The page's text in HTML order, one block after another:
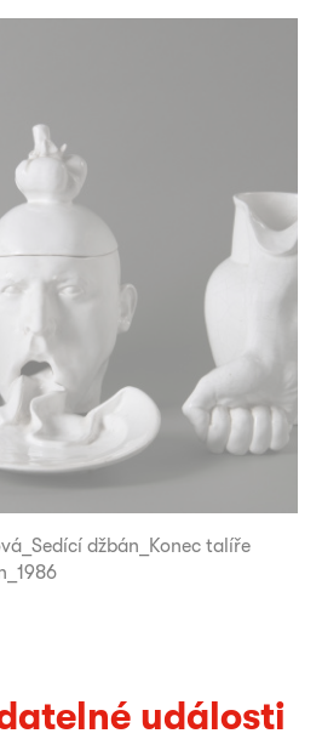
džbán_Konec talíře
události